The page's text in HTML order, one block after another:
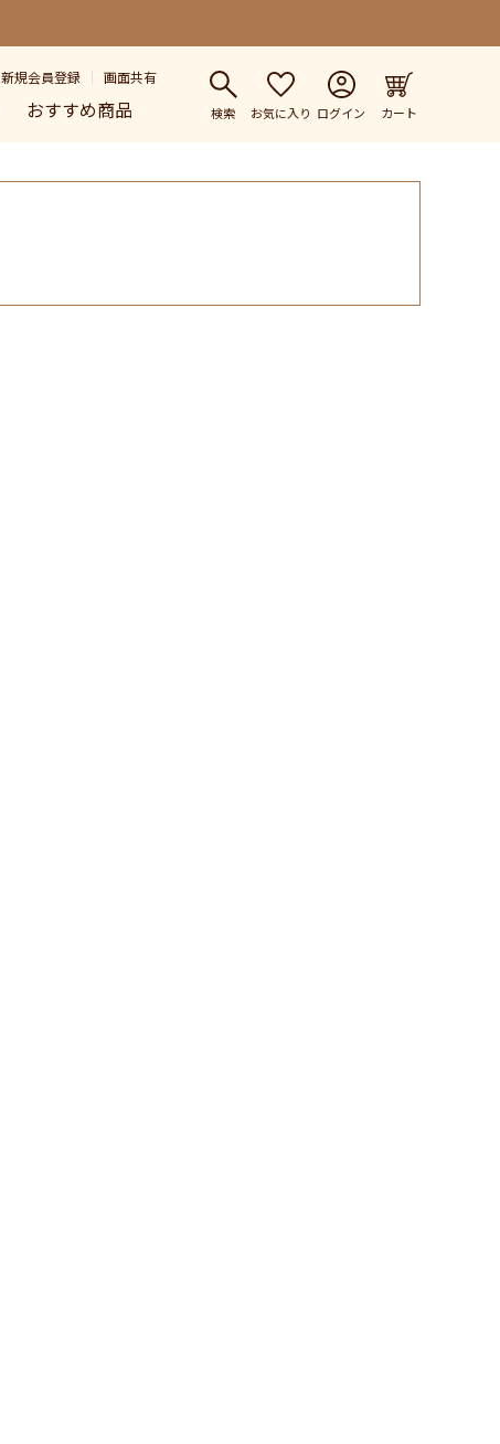
新規会員登録 画面共有
おすすめ商品 検索 お気に入り ログイン カート